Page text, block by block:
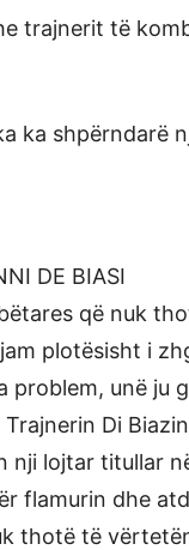
trajnerit të
ka shpërndarë
DE BIASI
që nuk
plotësisht i
problem, unë ju
Di
nji lojtar titullar
flamurin dhe
thotë të